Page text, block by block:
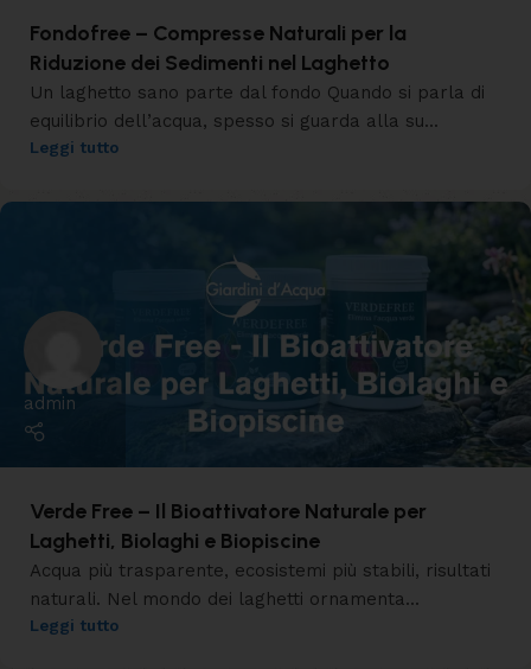
Fondofree – Compresse Naturali per la
Riduzione dei Sedimenti nel Laghetto
Un laghetto sano parte dal fondo Quando si parla di
equilibrio dell’acqua, spesso si guarda alla su...
Leggi tutto
admin
Verde Free – Il Bioattivatore Naturale per
Laghetti, Biolaghi e Biopiscine
Acqua più trasparente, ecosistemi più stabili, risultati
naturali. Nel mondo dei laghetti ornamenta...
Leggi tutto